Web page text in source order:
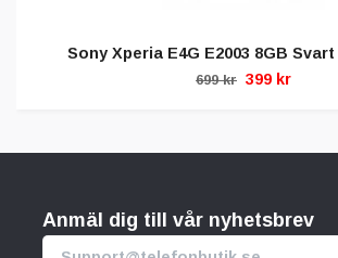
Sony Xperia E4G E2003 8GB
699 kr 399 kr
Anmäl dig till vår nyhetsbrev